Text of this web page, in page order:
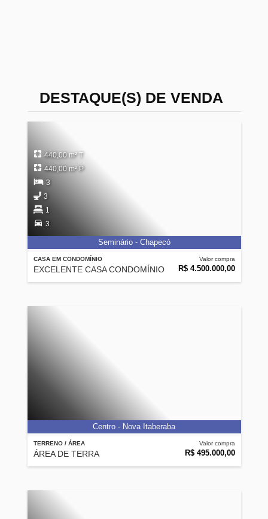
DESTAQUE(S) DE VENDA
CASA EM CONDOMÍNIO
EXCELENTE CASA CONDOMÍNIO
Valor compra
R$ 4.500.000,00
440,00 m² T
440,00 m² P
3
3
1
3
Seminário - Chapecó
TERRENO / ÁREA
ÁREA DE TERRA
Valor compra
R$ 495.000,00
Centro - Nova Itaberaba